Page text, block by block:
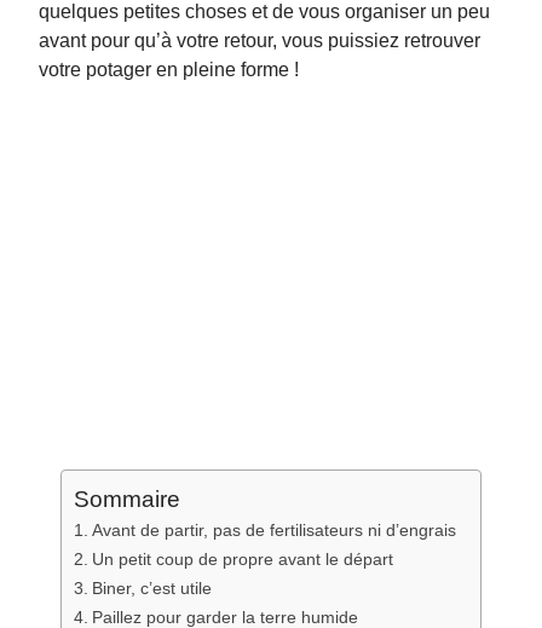
quelques petites choses et de vous organiser un peu
avant pour qu’à votre retour, vous puissiez retrouver
votre potager en pleine forme !
Sommaire
Avant de partir, pas de fertilisateurs ni d’engrais
Un petit coup de propre avant le départ
Biner, c’est utile
Paillez pour garder la terre humide